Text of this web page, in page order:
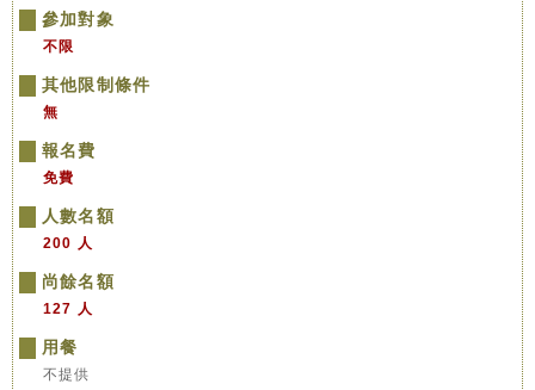
參加對象
不限
其他限制條件
無
報名費
免費
人數名額
200 人
尚餘名額
127 人
用餐
不提供